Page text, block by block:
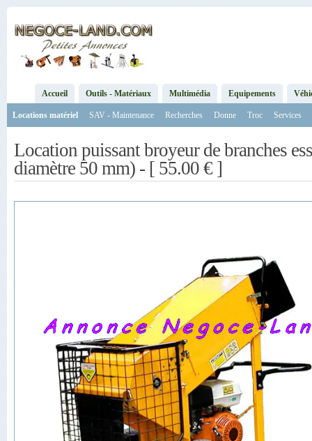
Accueil Outils - Matériaux Multimédia Equipements
Locations matériel SAV - Maintenance Recherches Donne Troc Services
Location puissant broyeur de branches
diamètre 50 mm) - [ 55.00 € ]